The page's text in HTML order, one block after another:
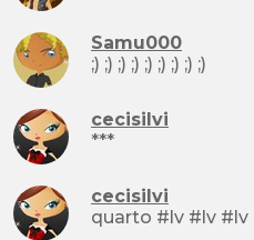
Samu000
;) ;) ;) ;) ;) ;) ;) ;) ;)
cecisilvi
***
cecisilvi
quarto #lv #lv #lv